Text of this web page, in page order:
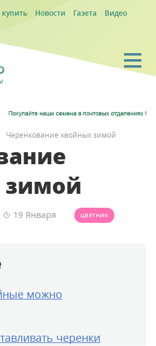
купить Новости Газета
Видео
Черенкование хвойных зимой
19 Января ЦВЕТНИК
можно
черенки